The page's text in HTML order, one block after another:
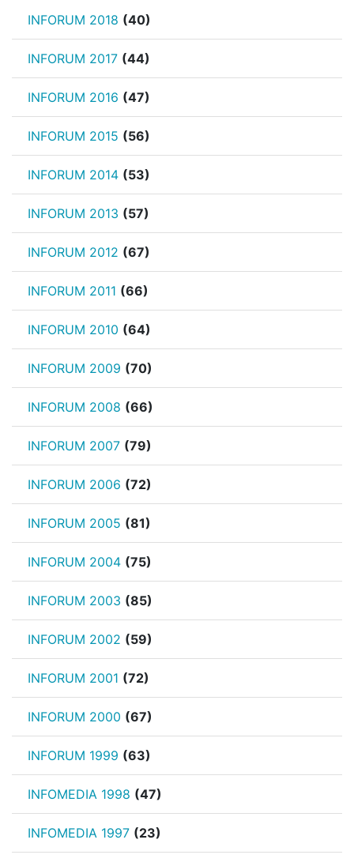
INFORUM 2018 (40)
INFORUM 2017 (44)
INFORUM 2016 (47)
INFORUM 2015 (56)
INFORUM 2014 (53)
INFORUM 2013 (57)
INFORUM 2012 (67)
INFORUM 2011 (66)
INFORUM 2010 (64)
INFORUM 2009 (70)
INFORUM 2008 (66)
INFORUM 2007 (79)
INFORUM 2006 (72)
INFORUM 2005 (81)
INFORUM 2004 (75)
INFORUM 2003 (85)
INFORUM 2002 (59)
INFORUM 2001 (72)
INFORUM 2000 (67)
INFORUM 1999 (63)
INFOMEDIA 1998 (47)
INFOMEDIA 1997 (23)